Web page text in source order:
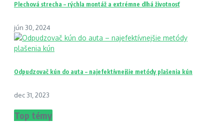
Plechová strecha – rýchla montáž a extrémne dlhá životnosť
jún 30, 2024
Odpudzovač kún do auta – najefektívnejšie metódy plašenia kún
dec 31, 2023
Top témy